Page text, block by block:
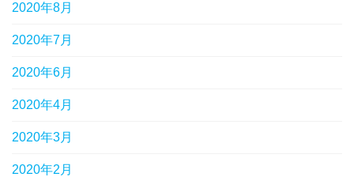
2020年8月
2020年7月
2020年6月
2020年4月
2020年3月
2020年2月